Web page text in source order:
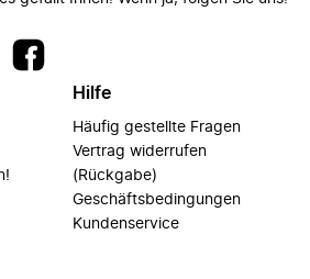
Hilfe
Häufig gestellte Fragen
Vertrag widerrufen
(Rückgabe)
Geschäftsbedingungen
Kundenservice